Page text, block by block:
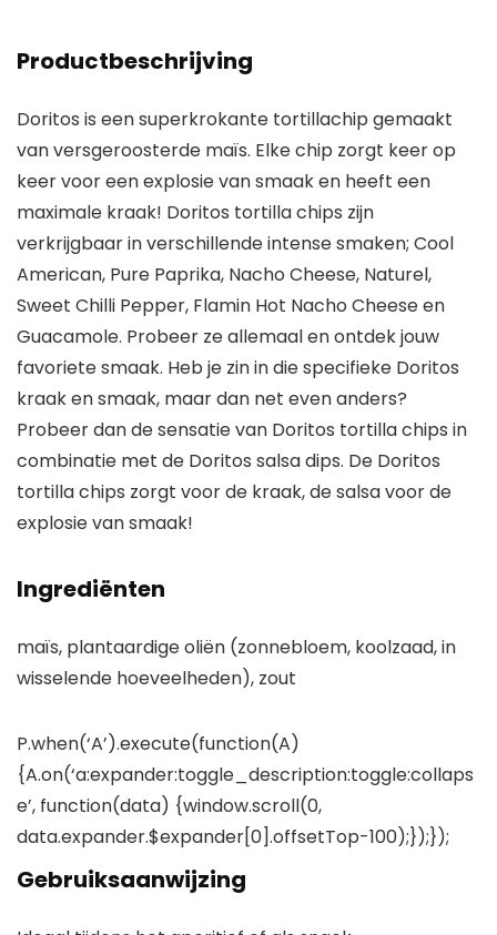
Productbeschrijving
Doritos is een superkrokante tortillachip gemaakt
van versgeroosterde maïs. Elke chip zorgt keer op
keer voor een explosie van smaak en heeft een
maximale kraak! Doritos tortilla chips zijn
verkrijgbaar in verschillende intense smaken; Cool
American, Pure Paprika, Nacho Cheese, Naturel,
Sweet Chilli Pepper, Flamin Hot Nacho Cheese en
Guacamole. Probeer ze allemaal en ontdek jouw
favoriete smaak. Heb je zin in die specifieke Doritos
kraak en smaak, maar dan net even anders?
Probeer dan de sensatie van Doritos tortilla chips in
combinatie met de Doritos salsa dips. De Doritos
tortilla chips zorgt voor de kraak, de salsa voor de
explosie van smaak!
Ingrediënten
maïs, plantaardige oliën (zonnebloem, koolzaad, in
wisselende hoeveelheden), zout
P.when(‘A’).execute(function(A)
{A.on(‘a:expander:toggle_description:toggle:collaps
e’, function(data) {window.scroll(0,
data.expander.$expander[0].offsetTop-100);});});
Gebruiksaanwijzing